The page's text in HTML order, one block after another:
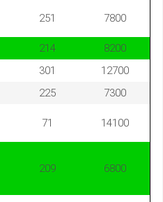
251 7800
214
8200
301
12700
225 7300
71 14100
209 6800